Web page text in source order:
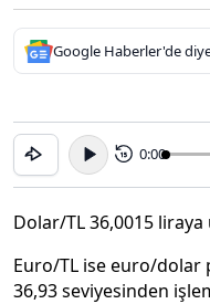
Google Haberler'de
15 0:00
Dolar/TL 36,0015
Euro/TL ise euro/
36,93 seviyesinden